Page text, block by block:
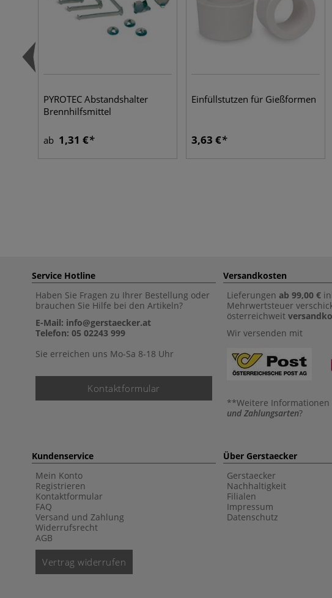
PYROTEC Abstandshalter
Brennhilfsmittel
ab 1,31 €
Einfüllstutzen für Gießformen
3,63 €
Service Hotline
Haben Sie Fragen zu Ihrer Bestellung oder
brauchen Sie Hilfe bei den Artikeln?
E-Mail: info@gerstaecker.at
Telefon: 05 02243 999
Sie erreichen uns Mo-Sa 8-18 Uhr
Kontaktformular
Versandkosten
Lieferungen ab 99,00 €
Mehrwertsteuer
österreichweit
Wir versenden mit
**Weitere Informationen
und Zahlungsarten?
Kundenservice
Mein Konto
Registrieren
Kontaktformular
FAQ
Versand und Zahlung
Widerrufsrecht
AGB
Vertrag widerrufen
Über Gerstaecker
Gerstaecker
Nachhaltigkeit
Filialen
Impressum
Datenschutz